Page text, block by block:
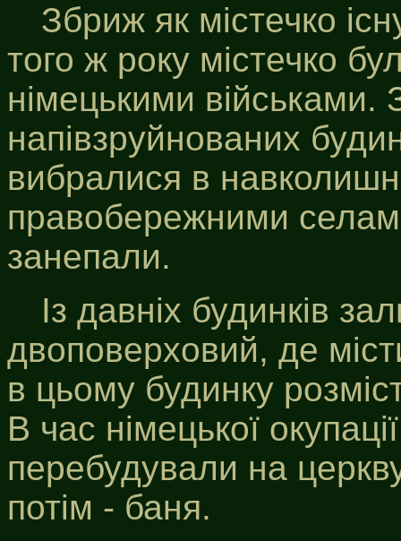
Збриж як містечко
того ж року містечко
німецькими військами.
напівзруйнованих
вибралися в
правобережними
занепали.
Із давніх будинків
двоповерховий, де
в цьому будинку
В час німецької
перебудували на
потім - баня.